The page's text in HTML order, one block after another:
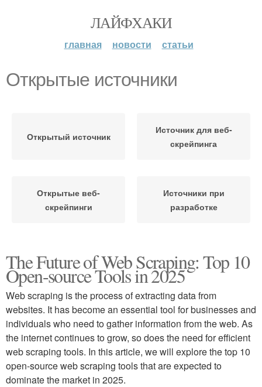
ЛАЙФХАКИ
главная новости статьи
Открытые источники
Открытый источник
Источник для веб-
скрейпинга
Открытые веб-
скрейпинги
Источники при
разработке
The Future of Web Scraping: Top 10
Open-source Tools in 2025
Web scraping is the process of extracting data from
websites. It has become an essential tool for businesses and
individuals who need to gather information from the web. As
the internet continues to grow, so does the need for efficient
web scraping tools. In this article, we will explore the top 10
open-source web scraping tools that are expected to
dominate the market in 2025.